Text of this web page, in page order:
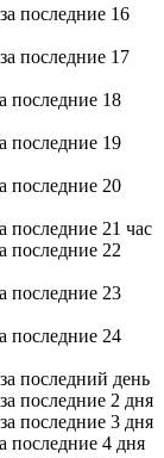
последние 16
последние 17
последние 18
последние 19
последние 20
последние 21 час
последние 22
последние 23
последние 24
последний день
последние 2 дня
последние 3 дня
последние 4 дня